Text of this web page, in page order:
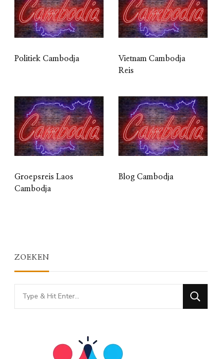
Politiek Cambodja
Vietnam Cambodja
Reis
Groepsreis Laos
Cambodja
Blog Cambodja
ZOEKEN
Looking
for